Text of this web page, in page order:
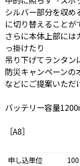
シルバー部分を収め
に切り替えることが
さらに本体上部には
っ掛けたり
吊り下げてランタン
防災キャンペーンの
などにご提案いただ
バッテリー容量
［A8］
申し込単位
100